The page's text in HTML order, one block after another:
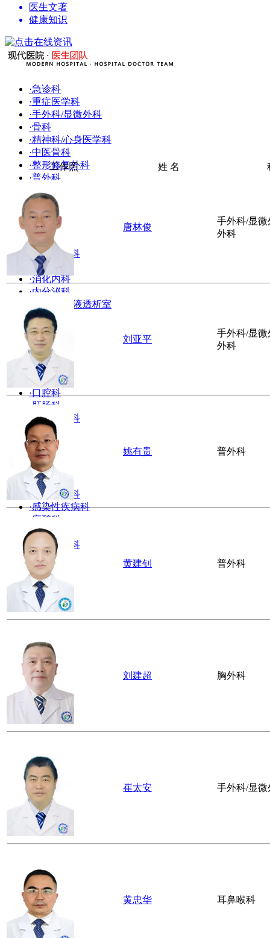
医生文著
健康知识
·急诊科
·重症医学科
·手外科/显微外科
·骨科
·精神科/心身医学科
·中医骨科
·整形修复外科
·普外科
胸外科
·肿瘤科
·泌尿外科
神经外科
·
神经内科
心血管内科
呼吸内科
·消化内科
·内分泌科
肾内科/血液透析室
·中医内科
·妇产科
儿科
·眼科
耳鼻喉科
疼痛科
·口腔科
肛肠科
·康复医学科
·皮肤科
·碎石科
· 超声科
·放射科
· 营养科
·老年医学科
·感染性疾病科
麻醉科
·健康体检
·全科医学科
工作照
姓 名
唐林俊
手外科/显
外科
刘亚平
手外科/显
外科
姚有贵 普外科
黄建钊 普外科
刘建超 胸外科
崔太安 手外科/显微
黄忠华 耳鼻喉科